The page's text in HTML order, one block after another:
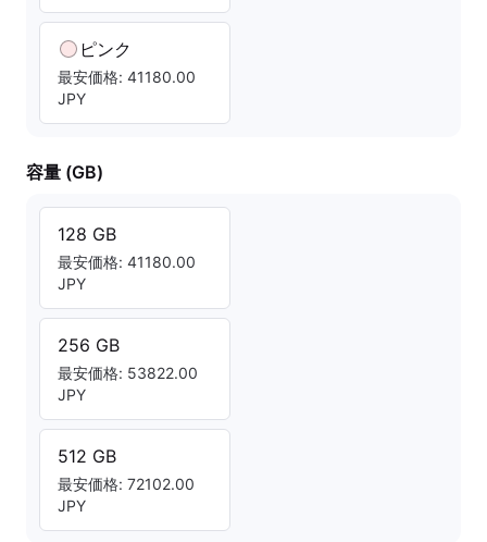
ピンク
最安価格: 41180.00
JPY
容量 (GB)
128 GB
最安価格: 41180.00
JPY
256 GB
最安価格: 53822.00
JPY
512 GB
最安価格: 72102.00
JPY